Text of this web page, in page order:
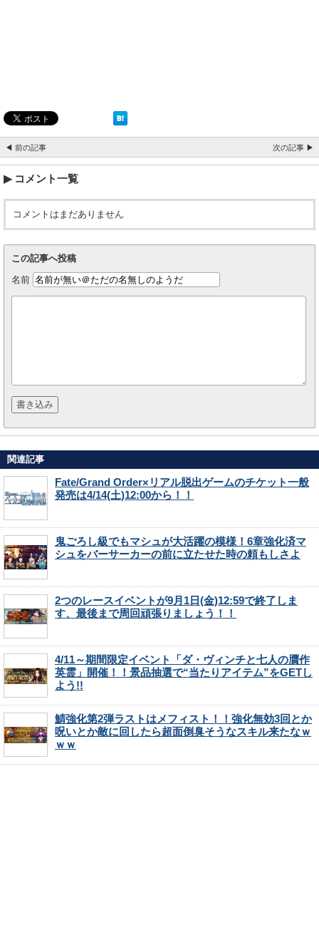
◀ 前の記事 次の記事 ▶
コメント一覧
コメントはまだありません
この記事へ投稿
名前
関連記事
Fate/Grand Order×リアル脱出ゲームのチケット一般
発売は4/14(土)12:00から！！
鬼ごろし級でもマシュが大活躍の模様！6章強化済マ
シュをバーサーカーの前に立たせた時の頼もしさよ
2つのレースイベントが9月1日(金)12:59で終了しま
す、最後まで周回頑張りましょう！！
4/11～期間限定イベント「ダ・ヴィンチと七人の贋作
英霊」開催！！景品抽選で“当たりアイテム”をGETし
よう!!
鯖強化第2弾ラストはメフィスト！！強化無効3回とか
呪いとか敵に回したら超面倒臭そうなスキル来たなｗ
ｗｗ